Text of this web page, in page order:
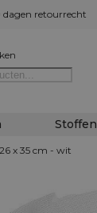
dagen retourrecht
Stoffen
x 35 cm - wit